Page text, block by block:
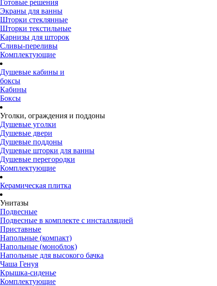
Готовые решения
Экраны для ванны
Шторки стеклянные
Шторки текстильные
Карнизы для шторок
Сливы-переливы
Комплектующие
Душевые кабины и
боксы
Кабины
Боксы
Уголки, ограждения и поддоны
Душевые уголки
Душевые двери
Душевые поддоны
Душевые шторки для ванны
Душевые перегородки
Комплектующие
Керамическая плитка
Унитазы
Подвесные
Подвесные в комплекте с инсталляцией
Приставные
Напольные (компакт)
Напольные (моноблок)
Напольные для высокого бачка
Чаша Генуя
Крышка-сиденье
Комплектующие